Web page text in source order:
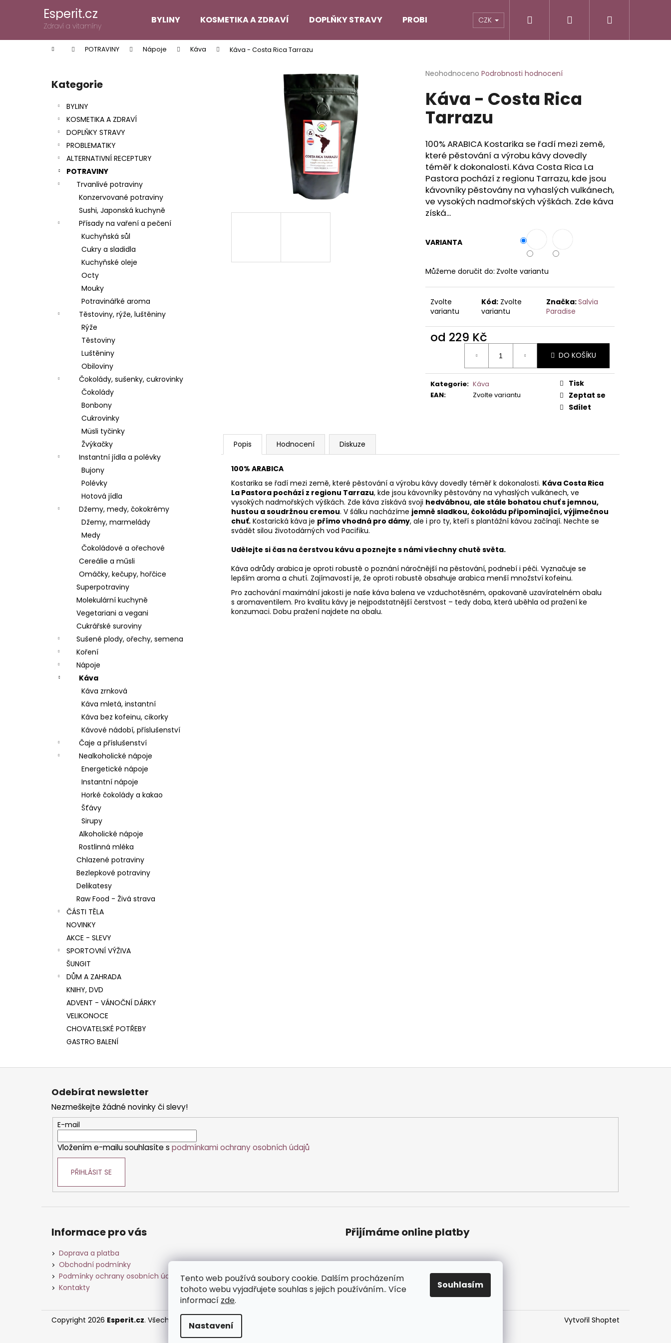
Tento web používá soubory cookie. Dalším procházením
tohoto webu vyjadřujete souhlas s jejich používáním.. Více
informací zde.
Nastavení
Souhlasím
Esperit.cz
Zdraví a vitamíny
BYLINY KOSMETIKA A ZDRAVÍ DOPLŇKY STRAVY PROBLEMATIKY ALTERNATIVNÍ RECEPTURY
CZK Přihlášení
Domů POTRAVINY Nápoje Káva Káva - Costa Rica Tarrazu
Přeskočit
kategorie
Kategorie
BYLINY
KOSMETIKA A ZDRAVÍ
DOPLŇKY STRAVY
PROBLEMATIKY
ALTERNATIVNÍ RECEPTURY
POTRAVINY
Trvanlivé potraviny
Konzervované potraviny
Sushi, Japonská kuchyně
Přísady na vaření a pečení
Kuchyňská sůl
Cukry a sladidla
Kuchyňské oleje
Octy
Mouky
Potravinářké aroma
Těstoviny, rýže, luštěniny
Rýže
Těstoviny
Luštěniny
Obiloviny
Čokolády, sušenky, cukrovinky
Čokolády
Bonbony
Cukrovinky
Müsli tyčinky
Žvýkačky
Instantní jídla a polévky
Bujony
Polévky
Hotová jídla
Džemy, medy, čokokrémy
Džemy, marmelády
Medy
Čokoládové a ořechové
Cereálie a műsli
Omáčky, kečupy, hořčice
Superpotraviny
Molekulární kuchyně
Vegetariani a vegani
Cukrářské suroviny
Sušené plody, ořechy, semena
Koření
Nápoje
Káva
Káva zrnková
Káva mletá, instantní
Káva bez kofeinu, cikorky
Kávové nádobí, příslušenství
Čaje a příslušenství
Nealkoholické nápoje
Energetické nápoje
Instantní nápoje
Horké čokolády a kakao
Šťávy
Sirupy
Alkoholické nápoje
Rostlinná mléka
Chlazené potraviny
Bezlepkové potraviny
Delikatesy
Raw Food - Živá strava
ČÁSTI TĚLA
NOVINKY
AKCE - SLEVY
SPORTOVNÍ VÝŽIVA
ŠUNGIT
DŮM A ZAHRADA
KNIHY, DVD
ADVENT - VÁNOČNÍ DÁRKY
VELIKONOCE
CHOVATELSKÉ POTŘEBY
GASTRO BALENÍ
Průměrné
produktu
je
0,0
hvězdiček.
Neohodnoceno Podrobnosti hodnocení
Káva - Costa Rica
Tarrazu
100% ARABICA Kostarika se řadí mezi země,
které pěstování a výrobu kávy dovedly
téměř k dokonalosti. Káva Costa Rica La
Pastora pochází z regionu Tarrazu, kde jsou
kávovníky pěstovány na vyhaslých vulkánech,
ve vysokých nadmořských výškách. Zde káva
získá...
VARIANTA
Můžeme doručit do: Zvolte variantu
Zvolte
variantu
Kód: Zvolte
variantu
Značka:Salvia
Paradise
od 229 Kč
DO KOŠÍKU
Kategorie: Káva
EAN: Zvolte variantu
Tisk
Zeptat se
Sdílet
Popis Hodnocení Diskuze
100% ARABICA
Kostarika se řadí mezi země, které pěstování a výrobu kávy dovedly téměř k dokonalosti. Káva Costa Rica
La Pastora pochází z regionu Tarrazu, kde jsou kávovníky pěstovány na vyhaslých vulkánech, ve
vysokých nadmořských výškách. Zde káva získává svoji hedvábnou, ale stále bohatou chuť s jemnou,
hustou a soudržnou cremou. V šálku nacházíme jemně sladkou, čokoládu připomínající, výjimečnou
chuť. Kostarická káva je přímo vhodná pro dámy, ale i pro ty, kteří s plantážní kávou začínají. Nechte se
svádět silou životodárných vod Pacifiku.
Udělejte si čas na čerstvou kávu a poznejte s námi všechny chutě světa.
Káva odrůdy arabica je oproti robustě o poznání náročnější na pěstování, podnebí i péči. Vyznačuje se
lepším aroma a chutí. Zajímavostí je, že oproti robustě obsahuje arabica menší množství kofeinu.
Pro zachování maximální jakosti je naše káva balena ve vzduchotěsném, opakovaně uzavíratelném obalu
s aromaventilem. Pro kvalitu kávy je nejpodstatnější čerstvost – tedy doba, která uběhla od pražení ke
konzumaci. Dobu pražení najdete na obalu.
í
Zpět
do
Zpět
do
Co potřebujete najít?
Doporučujeme
Z
Odebírat newsletter
Nezmeškejte žádné novinky či slevy!
E-mail
Vložením e-mailu souhlasíte s podmínkami ochrany osobních údajů
PŘIHLÁSIT SE
Informace pro vás
Doprava a platba
Obchodní podmínky
Podmínky ochrany osobních údajů
Kontakty
Přijímáme online platby
Vytvořil Shoptet
Copyright 2026 Esperit.cz. Všechna práva vyhrazena.